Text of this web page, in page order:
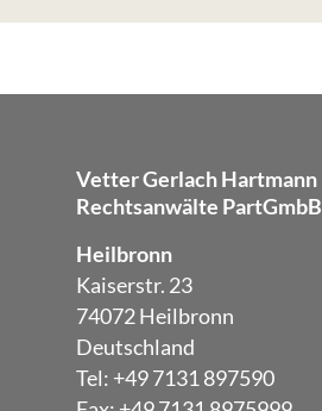
Vetter Gerlach Hartmann
Rechtsanwälte PartGmbB
Heilbronn
Kaiserstr. 23
74072 Heilbronn
Deutschland
Tel: +49 7131 897590